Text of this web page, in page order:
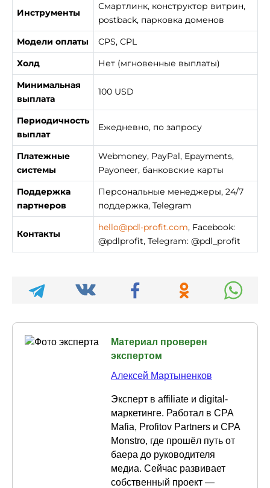
Инструменты
Смартлинк, конструктор витрин,
postback, парковка доменов
Модели оплаты
CPS, CPL
Холд
Нет (мгновенные выплаты)
Минимальная
выплата
100 USD
Периодичность
выплат
Ежедневно, по запросу
Платежные
системы
Webmoney, PayPal, Epayments,
Payoneer, банковские карты
Поддержка
партнеров
Персональные менеджеры, 24/7
поддержка, Telegram
Контакты
hello@pdl-profit.com, Facebook:
@pdlprofit, Telegram: @pdl_profit
Материал проверен
экспертом
Алексей Мартыненков
Эксперт в affiliate и digital-
маркетинге. Работал в CPA
Mafia, Profitov Partners и CPA
Monstro, где прошёл путь от
баера до руководителя
медиа. Сейчас развивает
собственный проект —